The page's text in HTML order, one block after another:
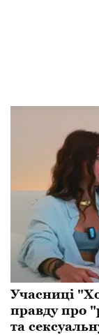
Учасниці
правду про
та